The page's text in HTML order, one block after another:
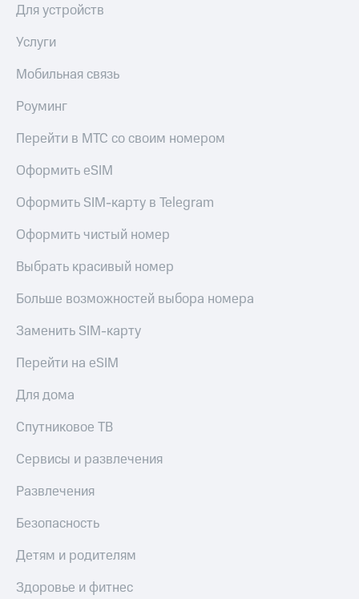
Для устройств
Услуги
Мобильная связь
Роуминг
Перейти в МТС со своим номером
Оформить eSIM
Оформить SIM-карту в Telegram
Оформить чистый номер
Выбрать красивый номер
Больше возможностей выбора номера
Заменить SIM-карту
Перейти на eSIM
Для дома
Спутниковое ТВ
Сервисы и развлечения
Развлечения
Безопасность
Детям и родителям
Здоровье и фитнес